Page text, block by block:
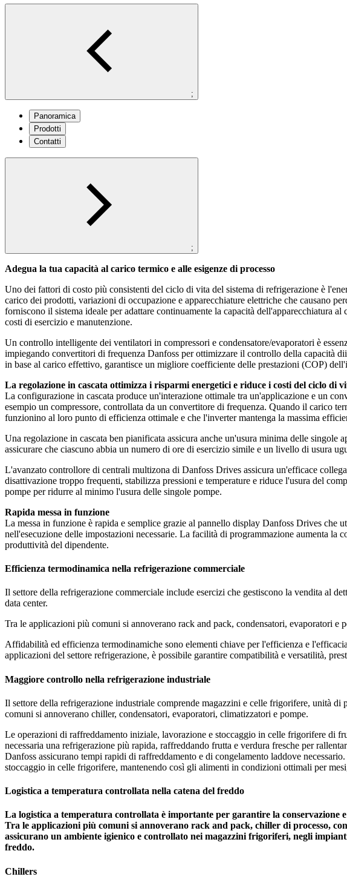
;
Panoramica
Prodotti
Contatti
;
Adegua la tua capacità al carico termico e alle esigenze di processo
Uno dei fattori di costo più consistenti del ciclo di vita del sistema di refrigerazione è
carico dei prodotti, variazioni di occupazione e apparecchiature elettriche che causano
forniscono il sistema ideale per adattare continuamente la capacità dell'apparecchiatura
costi di esercizio e manutenzione.
Un controllo intelligente dei ventilatori in compressori e condensatore/evaporatori è
impiegando convertitori di frequenza Danfoss per ottimizzare il controllo della capacità
in base al carico effettivo, garantisce un migliore coefficiente delle prestazioni (COP)
La regolazione in cascata ottimizza i risparmi energetici e riduce i costi del ciclo di
La configurazione in cascata produce un'interazione ottimale tra un'applicazione e un
esempio un compressore, controllata da un convertitore di frequenza. Quando il carico
funzionino al loro punto di efficienza ottimale e che l'inverter mantenga la massima
Una regolazione in cascata ben pianificata assicura anche un'usura minima delle
assicurare che ciascuno abbia un numero di ore di esercizio simile e un livello di usura
L'avanzato controllore di centrali multizona di Danfoss Drives assicura un'efficace
disattivazione troppo frequenti, stabilizza pressioni e temperature e riduce l'usura del
pompe per ridurre al minimo l'usura delle singole pompe.
Rapida messa in funzione
La messa in funzione è rapida e semplice grazie al pannello display Danfoss Drives
nell'esecuzione delle impostazioni necessarie. La facilità di programmazione aumenta
produttività del dipendente.
Efficienza termodinamica nella refrigerazione commerciale
Il settore della refrigerazione commerciale include esercizi che gestiscono la vendita al
data center.
Tra le applicazioni più comuni si annoverano rack and pack, condensatori, evaporatori e
Affidabilità ed efficienza termodinamiche sono elementi chiave per l'efficienza e
applicazioni del settore refrigerazione, è possibile garantire compatibilità e versatilità,
Maggiore controllo nella refrigerazione industriale
Il settore della refrigerazione industriale comprende magazzini e celle frigorifere, unità
comuni si annoverano chiller, condensatori, evaporatori, climatizzatori e pompe.
Le operazioni di raffreddamento iniziale, lavorazione e stoccaggio in celle frigorifere di
necessaria una refrigerazione più rapida, raffreddando frutta e verdura fresche per
Danfoss assicurano tempi rapidi di raffreddamento e di congelamento laddove
stoccaggio in celle frigorifere, mantenendo così gli alimenti in condizioni ottimali per
Logistica a temperatura controllata nella catena del freddo
La logistica a temperatura controllata è importante per garantire la
Tra le applicazioni più comuni si annoverano rack and pack, chiller di processo,
assicurano un ambiente igienico e controllato nei magazzini frigoriferi, negli
freddo.
Chillers